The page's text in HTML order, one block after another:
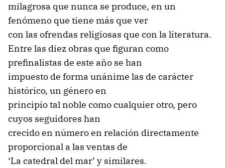
milagrosa que nunca se produce, en un
fenómeno que tiene más que ver
con las ofrendas religiosas que con la literatura.
Entre las diez obras que figuran como
prefinalistas de este año se han
impuesto de forma unánime las de carácter
histórico, un género en
principio tal noble como cualquier otro, pero
cuyos seguidores han
crecido en número en relación directamente
proporcional a las ventas de
‘La catedral del mar’ y similares.